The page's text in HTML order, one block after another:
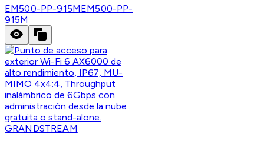
EM500-PP-915MEM500-PP-
915M
GRANDSTREAM